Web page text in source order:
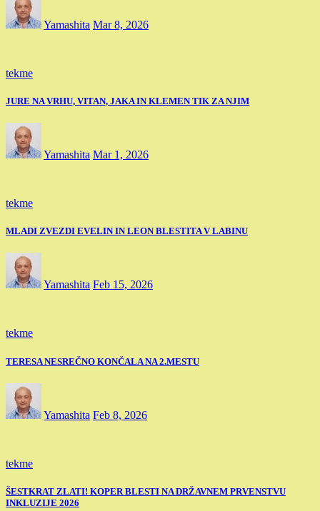
Yamashita Mar 8, 2026
tekme
JURE NA VRHU, VITAN, JAKA IN KLEMEN TIK ZA NJIM
Yamashita Mar 1, 2026
tekme
MLADI ZVEZDI EVELIN IN LEON BLESTITA V LABINU
Yamashita Feb 15, 2026
tekme
TERESA NESREČNO KONČALA NA 2.MESTU
Yamashita Feb 8, 2026
tekme
ŠESTKRAT ZLATI! KOPER BLESTI NA DRŽAVNEM PRVENSTVU
INKLUZIJE 2026